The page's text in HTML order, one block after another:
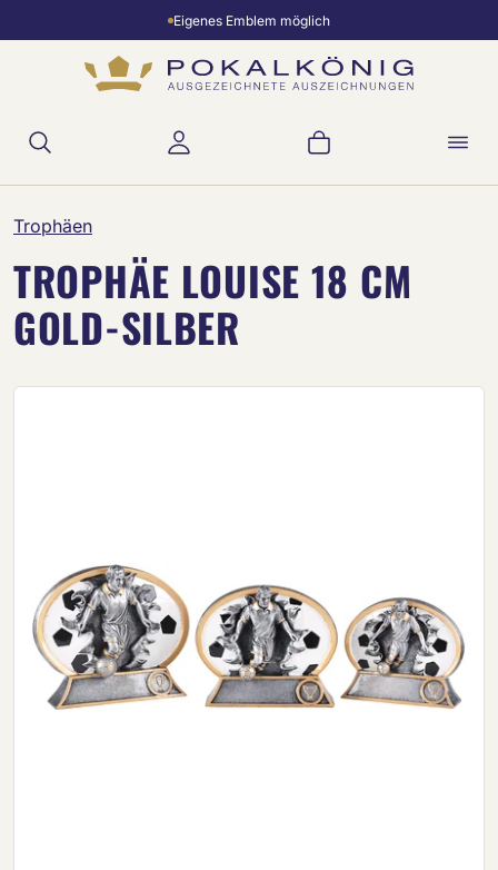
Zum Hauptinhalt springenEigenes Emblem möglich
Warenkorb
Trophäen
TROPHÄE LOUISE 18 CM
GOLD-SILBER